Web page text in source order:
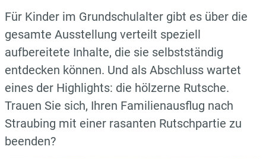
Für Kinder im Grundschulalter gibt es über die
gesamte Ausstellung verteilt speziell
aufbereitete Inhalte, die sie selbstständig
entdecken können. Und als Abschluss wartet
eines der Highlights: die hölzerne Rutsche.
Trauen Sie sich, Ihren Familienausflug nach
Straubing mit einer rasanten Rutschpartie zu
beenden?